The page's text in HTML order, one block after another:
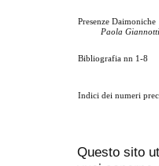
Presenze Daimoniche
Paola Giannotti
Bibliografia nn 1-8
Indici dei numeri
Questo sito